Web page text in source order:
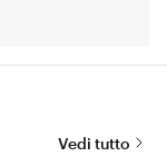
Vedi tutto